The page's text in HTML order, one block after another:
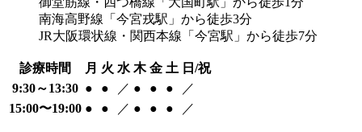
南海高野線「今宮戎駅」から徒歩3分
JR大阪環状線・関西本線「今宮駅」から徒歩7分
診療時間 月 火 水 木 金 土 日/祝
9:30～13:30 ● ● ／ ● ● ●
／
15:00〜19:00 ● ● ／ ● ● ● ／